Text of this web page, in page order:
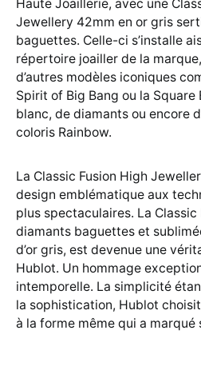
Haute Joaillerie, avec une
Jewellery 42mm en or gris
baguettes. Celle-ci s’installe
répertoire joailler de la
d’autres modèles iconiques
Spirit of Big Bang ou la Square
blanc, de diamants ou encore
coloris Rainbow.
La Classic Fusion High
design emblématique aux
plus spectaculaires. La
diamants baguettes et
d’or gris, est devenue une
Hublot. Un hommage
intemporelle. La simplicité
la sophistication, Hublot
à la forme même qui a marqué